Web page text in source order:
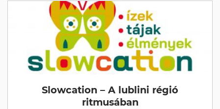
Slowcation – A lublini régió
ritmusában